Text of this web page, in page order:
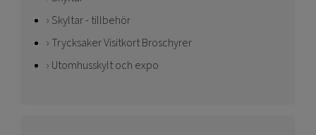
Skyltar - tillbehör
Trycksaker Visitkort Broschyrer
Utomhusskylt och expo